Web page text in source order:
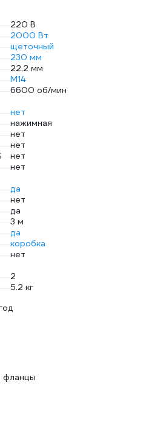
220 В
2000 Вт
щеточный
230 мм
22.2 мм
М14
6600 об/мин
нет
нажимная
нет
нет
нет
нет
да
нет
да
3 м
да
коробка
нет
2
5.2 кг
фланцы